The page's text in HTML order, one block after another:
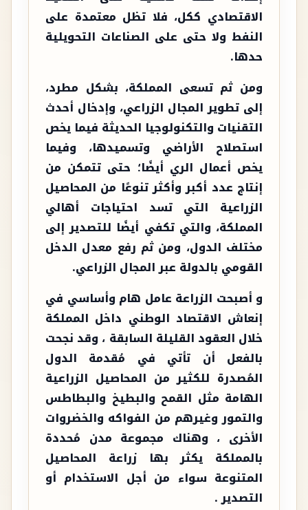
الاقتصادي ككل، فلا تظل معتمدة على
النفط ولا حتى على الصناعات التحويلية
حدها.
ومن ثم تسعى المملكة، بشكل مطرد،
إلى تطوير المجال الزراعي، وإدخال أحدث
التقنيات والتكنولوجيا الحديثة فيما يخص
استصلاح الأراضي وتسميدها، وفيما
يخص أعمال الري أيضًا؛ حتى تتمكن من
إنتاج عدد أكبر وأكثر تنوعًا من المحاصيل
الزراعية التي تسد احتياجات أهالي
المملكة، والتي تكفي أيضًا للتصدير إلى
مختلف الدول، ومن ثم رفع معدل الدخل
القومي بالدولة عبر المجال الزراعي.
و أصبحت الزراعة عامل هام وأساسي في
إنعاش الاقتصاد الوطني داخل المملكة
خلال العقود القليلة السابقة ، وقد نجحت
بالفعل أن تأتي في مُقدمة الدول
المُصدرة للكثير من المحاصيل الزراعية
الهامة مثل القمح والبطيخ والبطاطس
والتمور وغيرهم من الفواكه والخضروات
الأخرى ، وهناك مجموعة مدن مُحددة
بالمملكة يكثر بها زراعة المحاصيل
المتنوعة سواء من أجل الاستخدام أو
التصدير .